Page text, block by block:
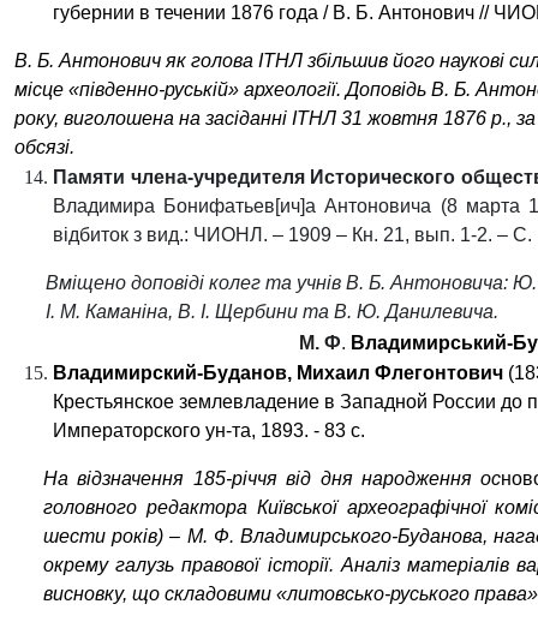
губернии в течении 1876 года / В. Б. Антонович //
В. Б. Антонович як голова ІТНЛ збільшив його наукові
місце «південно-руській» археології. Доповідь В. Б.
року, виголошена на засіданні ІТНЛ 31 жовтня 1876 р.,
обсязі.
Памяти члена-учредителя Исторического
Владимира Бонифатьев[ич]а Антоновича (8 марта
відбиток з вид.: Ч ИОНЛ . – 1909 – Кн. 21, вып. 1-2. – С.
Вміщено доповіді колег та учнів В. Б. Антоновича:
І. М. Каманіна, В. І. Щербини та В. Ю. Данилевича.
М. Ф. Владимирський-
Владимирский-Буданов, Михаил Флегонтович
Крестьянское землевладение в Западной России
Императорского ун-та, 1893. - 83 с.
На відзначення 185-річчя від дня народження ос
головного редактора Київської археографічної
шести років) – М. Ф. Владимирського-Буданова,
окрему галузь правової історії. Аналіз матеріалів
висновку, що складовими «литовсько-руського